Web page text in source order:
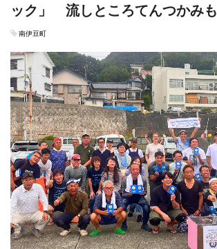
ック」 流しところてんつかみも
南伊豆町